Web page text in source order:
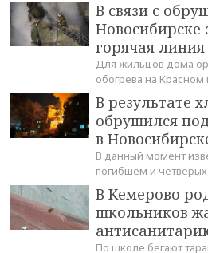
В связи с
Новосибирске
горячая
Для жильцов дома
обогрева на Красном
В результате
обрушился
в
В данный момент
погибшем и
В Кемерово
школьников
По школе бегают